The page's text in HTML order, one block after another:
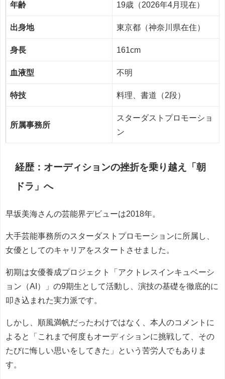
年齢 19歳（2026年4月現在）
出身地 東京都（神奈川県在住）
身長 161cm
血液型 不明
特技 料理、書道（2段）
所属事務所
スターダストプロモーショ
ン
経歴：オーディションの挫折を乗り越え「朝
ドラ」へ
早坂美海さんの芸能界デビューは2018年。
大手芸能事務所のスターダストプロモーションに所属し、
女優としてのキャリアをスタートさせました。
初期は女優養成プロジェクト「アクトレスインキュベーシ
ョン（AI）」の9期生として活動し、演技の基礎を徹底的に
叩き込まれた実力派です。
しかし、順風満帆だったわけではなく、本人のコメントに
よると「これまで何度もオーディションに挑戦して、その
たびに悔しい思いをしてきた」という苦労人でもありま
す。